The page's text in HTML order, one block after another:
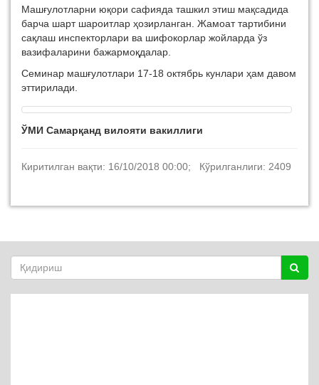
Машғулотларни юқори сафияда ташкил этиш мақсадида
барча шарт шароитлар ҳозирланган. Жамоат тартибини
сақлаш инспекторлари ва шифокорлар жойларда ўз
вазифаларини бажармоқдалар.
Семинар машғулотлари 17-18 октябрь кунлари ҳам давом
эттирилади.
ЎМИ Самарқанд вилояти вакиллиги
Киритилган вақти: 16/10/2018 00:00; Кўрилганлиги: 2409